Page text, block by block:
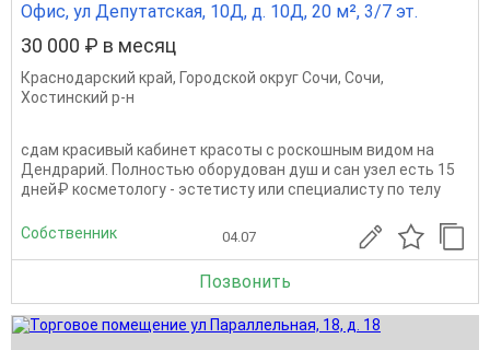
Офис, ул Депутатская, 10Д, д. 10Д, 20 м², 3/7 эт.
30 000 ₽ в месяц
Краснодарский край, Городской округ Сочи, Сочи,
Хостинский р-н
сдам красивый кабинет красоты с роскошным видом на
Дендрарий. Полностью оборудован душ и сан узел есть 15
дней₽ косметологу - эстетисту или специалисту по телу
Собственник 04.07
Позвонить